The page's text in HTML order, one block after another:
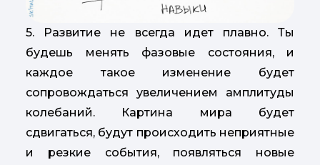
5. Развитие не всегда идет плавно. Ты
будешь менять фазовые состояния, и
каждое такое изменение будет
сопровождаться увеличением амплитуды
колебаний. Картина мира будет
сдвигаться, будут происходить неприятные
и резкие события, появляться новые